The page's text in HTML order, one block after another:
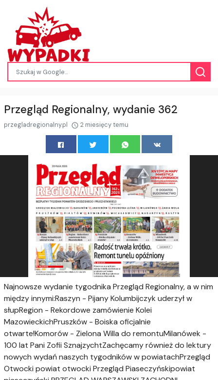
Przegląd Regionalny, wydanie 362
przegladregionalny.pl 2 miesięcy temu
Najnowsze wydanie tygodnika Przegląd Regionalny, a w nim
między innymi:Raszyn - Pijany Kolumbijczyk uderzył w
słupRegion - Rekordowe zamówienie Kolei
MazowieckichPruszków - Boiska oficjalnie
otwarte!Komorów - Zielona Willa do remontuMilanówek -
100 lat Pani Zofii SznajzychtZachęcamy również do lektury
nowych wydań naszych tygodników w powiatachPrzegląd
Otwocki powiat otwocki Przegląd Piaseczyńskipowiat